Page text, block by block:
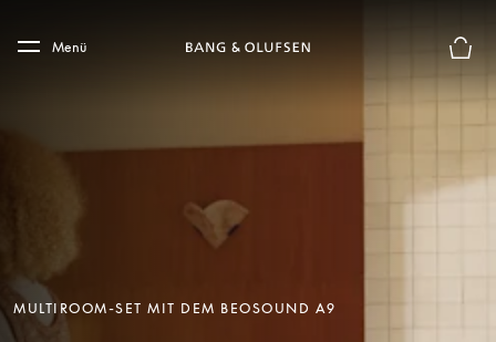
Skip to main footer
Menü
Die
MULTIROOM-SET MIT DEM BEOSOUND A9